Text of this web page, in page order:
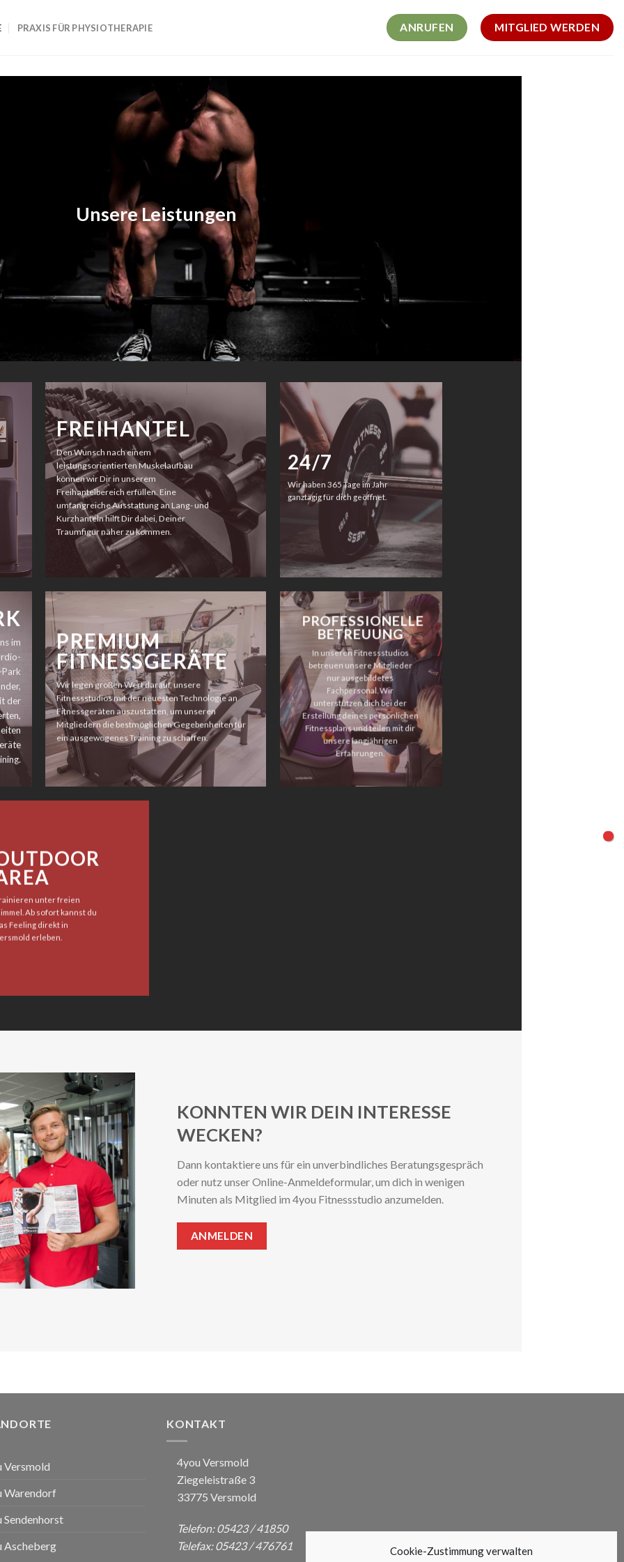
Cookie-Zustimmung verwalten
PRAXIS FÜR PHYSIOTHERAPIE ANRUFEN MITGLIED WERDEN
Unsere Leistungen
FREIHANTEL
Den Wunsch nach einem
leistungsorientierten Muskelaufbau
können wir Dir in unserem
Freihantelbereich erfüllen. Eine
umfangreiche Ausstattung an Lang- und
Kurzhanteln hilft Dir dabei, Deiner
Traumfigur näher zu kommen.
24/7
Wir haben 365 Tage im Jahr
ganztägig für dich geöffnet.
im
der
PREMIUM
FITNESSGERÄTE
Wir legen großen Wert darauf, unsere
Fitnessstudios mit der neuesten Technologie an
Fitnessgeräten auszustatten, um unseren
Mitgliedern die bestmöglichen Gegebenheiten für
ein ausgewogenes Training zu schaffen.
PROFESSIONELLE
BETREUUNG
In unseren Fitnessstudios
betreuen unsere Mitglieder
nur ausgebildetes
Fachpersonal. Wir
unterstützen dich bei der
Erstellung deines persönlichen
Fitnessplans und teilen mit dir
unsere langjährigen
Erfahrungen.
unter freien
Ab sofort kannst du
Feeling direkt in
erleben.
KONNTEN WIR DEIN INTERESSE
WECKEN?
Dann kontaktiere uns für ein unverbindliches Beratungsgespräch
oder nutz unser Online-Anmeldeformular, um dich in wenigen
Minuten als Mitglied im 4you Fitnessstudio anzumelden.
ANMELDEN
Versmold
Warendorf
Sendenhorst
Ascheberg
KONTAKT
4you Versmold
Ziegeleistraße 3
33775 Versmold
Telefon: 05423 / 41850
Telefax: 05423 / 476761